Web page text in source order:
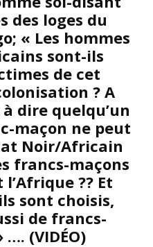
des loges du
« Les hommes
sont-ils
de cet
? A
dire quelqu’un
maçon ne peut
Noir/Africain
francs-maçons
?? Et
sont choisis,
de francs-
…. (VIDÉO)